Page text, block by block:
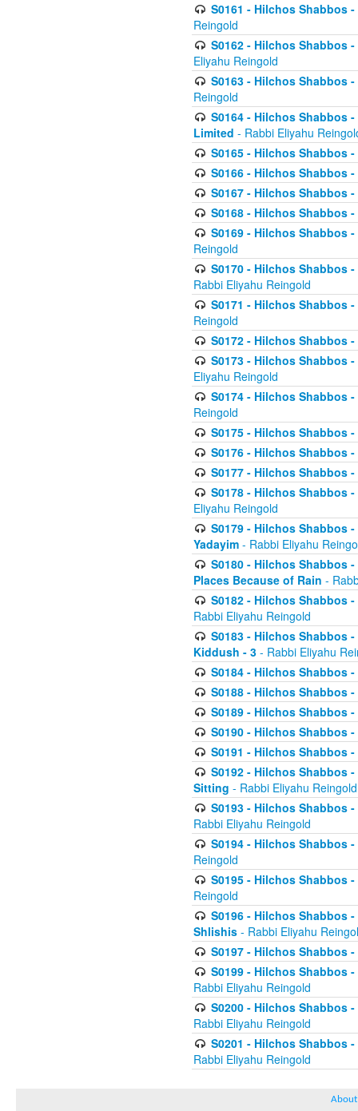
S0161 - Hilchos Shabbos
Reingold
S0162 - Hilchos Shabbos
Eliyahu Reingold
S0163 - Hilchos Shabbos
Reingold
S0164 - Hilchos Shabbos
Limited - Rabbi Eliyahu
S0165 - Hilchos Shabbos
S0166 - Hilchos Shabbos
S0167 - Hilchos Shabbos
S0168 - Hilchos Shabbos
S0169 - Hilchos Shabbos
Reingold
S0170 - Hilchos Shabbos
Rabbi Eliyahu Reingold
S0171 - Hilchos Shabbos
Reingold
S0172 - Hilchos Shabbos
S0173 - Hilchos Shabbos
Eliyahu Reingold
S0174 - Hilchos Shabbos
Reingold
S0175 - Hilchos Shabbos
S0176 - Hilchos Shabbos
S0177 - Hilchos Shabbos
S0178 - Hilchos Shabbos
Eliyahu Reingold
S0179 - Hilchos Shabbos
Yadayim - Rabbi Eliyahu
S0180 - Hilchos Shabbos
Places Because of Rain -
S0182 - Hilchos Shabbos
Rabbi Eliyahu Reingold
S0183 - Hilchos Shabbos
Kiddush - 3 - Rabbi Eliyahu
S0184 - Hilchos Shabbos
S0188 - Hilchos Shabbos
S0189 - Hilchos Shabbos
S0190 - Hilchos Shabbos
S0191 - Hilchos Shabbos
S0192 - Hilchos Shabbos
Sitting - Rabbi Eliyahu Reingold
S0193 - Hilchos Shabbos
Rabbi Eliyahu Reingold
S0194 - Hilchos Shabbos
Reingold
S0195 - Hilchos Shabbos
Reingold
S0196 - Hilchos Shabbos
Shlishis - Rabbi Eliyahu
S0197 - Hilchos Shabbos
S0199 - Hilchos Shabbos
Rabbi Eliyahu Reingold
S0200 - Hilchos Shabbos
Rabbi Eliyahu Reingold
S0201 - Hilchos Shabbos
Rabbi Eliyahu Reingold
About